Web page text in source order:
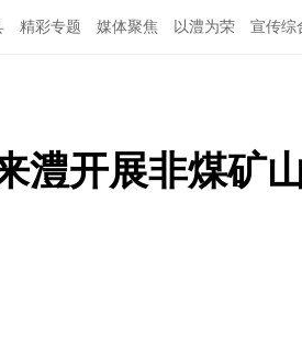
精彩专题 媒体聚焦 以澧为荣 宣传综
澧开展非煤矿